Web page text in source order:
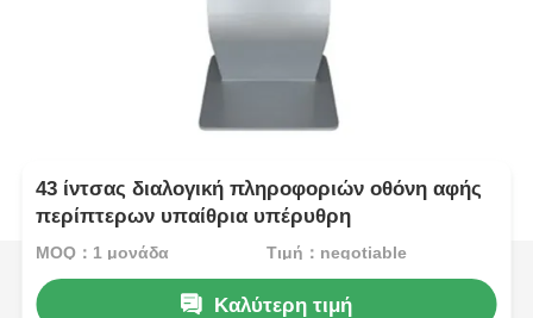
43 ίντσας διαλογική πληροφοριών οθόνη αφής
περίπτερων υπαίθρια υπέρυθρη
MOQ：1 μονάδα Τιμή：negotiable
Καλύτερη τιμή